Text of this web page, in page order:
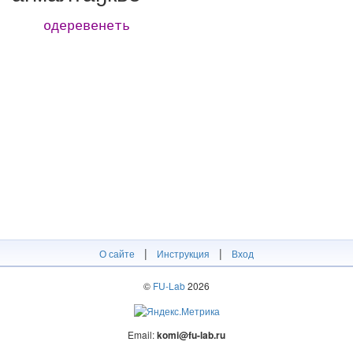
одеревенеть
О сайте | Инструкция | Вход
© FU-Lab2026
Email:komi@fu-lab.ru